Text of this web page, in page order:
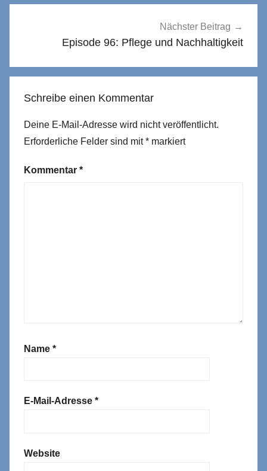
Nächster Beitrag
Episode 96: Pflege und Nachhaltigkeit
Schreibe einen Kommentar
Deine E-Mail-Adresse wird nicht veröffentlicht.
Erforderliche Felder sind mit* markiert
Kommentar *
Name *
E-Mail-Adresse *
Website